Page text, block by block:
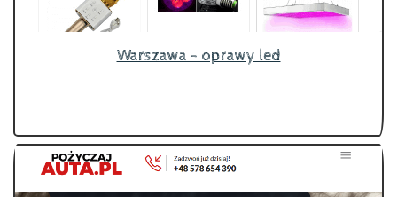
Warszawa - oprawy led